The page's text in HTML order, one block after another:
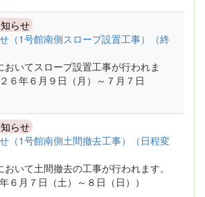
らせ
（1号館南側スロープ設置工事）（終
おいてスロープ設置工事が行われま
６年６月９日（月）～７月７日
らせ
（1号館南側土間撤去工事）（日程変
いて土間撤去の工事が行われます。
６月７日（土）～８日（日））